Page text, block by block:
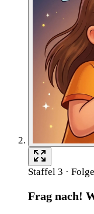
Staffel 3 ·
Frag nach!